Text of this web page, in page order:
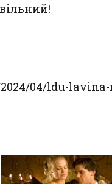
04/ldu-